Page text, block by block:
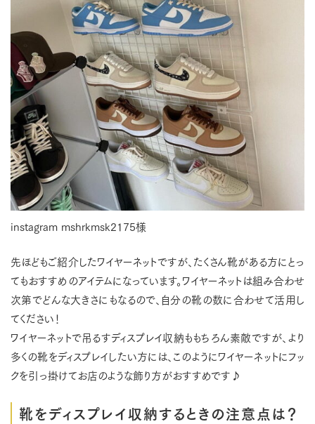
instagram mshrkmsk2175様
先ほどもご紹介したワイヤーネットですが、たくさん靴がある方にとっ
てもおすすめのアイテムになっています。ワイヤーネットは組み合わせ
次第でどんな大きさにもなるので、自分の靴の数に合わせて活用し
てください！
ワイヤーネットで吊るすディスプレイ収納ももちろん素敵ですが、より
多くの靴をディスプレイしたい方には、このようにワイヤーネットにフッ
クを引っ掛けてお店のような飾り方がおすすめです♪
靴をディスプレイ収納するときの注意点は？